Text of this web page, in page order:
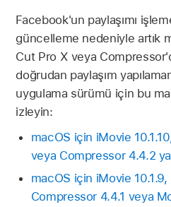
Facebook'un paylaşımı
güncelleme nedeniyle artık
Cut Pro X veya
doğrudan paylaşım
uygulama sürümü için bu
izleyin:
macOS için iMovie
veya Compressor 4.4.2
macOS için iMovie
Compressor 4.4.1 veya